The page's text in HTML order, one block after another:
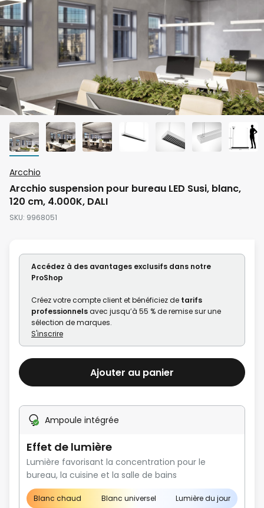
the
beginning
images
Arcchio
Arcchio suspension pour bureau LED Susi, blanc,
120 cm, 4.000K, DALI
SKU 9968051
Accédez à des avantages exclusifs dans notre
ProShop
Créez votre compte client et bénéficiez de tarifs
professionnelsavec jusqu’à 55 % de remise sur une
sélection de marques.
S'inscrire
Ajouter au panier
Ampoule intégrée
Effet de lumière
Lumière favorisant la concentration pour le
bureau, la cuisine et la salle de bains
Blanc chaud Blanc universel Lumière du jour